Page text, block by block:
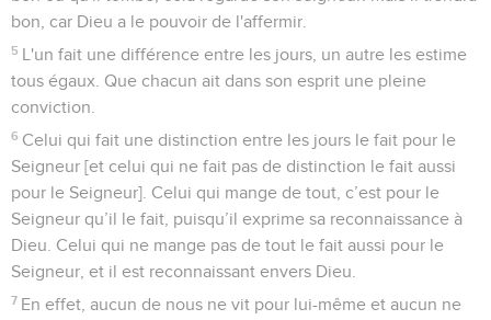
bon, car Dieu a le pouvoir de l'affermir.
5 L'un fait une différence entre les jours, un autre les estime
tous égaux. Que chacun ait dans son esprit une pleine
conviction.
6 Celui qui fait une distinction entre les jours le fait pour le
Seigneur [et celui qui ne fait pas de distinction le fait aussi
pour le Seigneur]. Celui qui mange de tout, c’est pour le
Seigneur qu’il le fait, puisqu’il exprime sa reconnaissance à
Dieu. Celui qui ne mange pas de tout le fait aussi pour le
Seigneur, et il est reconnaissant envers Dieu.
7 En effet, aucun de nous ne vit pour lui-même et aucun ne